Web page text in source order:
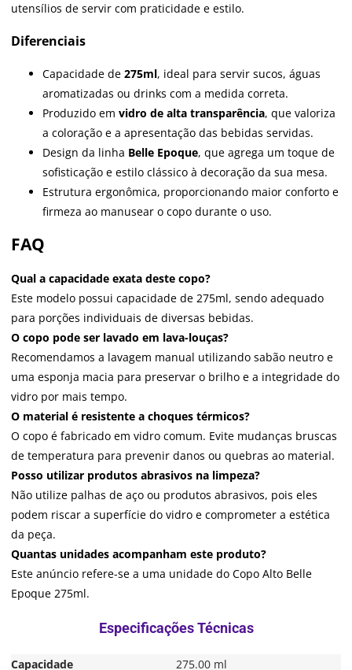
utensílios de servir com praticidade e estilo.
Diferenciais
Capacidade de 275ml, ideal para servir sucos, águas
aromatizadas ou drinks com a medida correta.
Produzido em vidro de alta transparência, que valoriza
a coloração e a apresentação das bebidas servidas.
Design da linha Belle Epoque, que agrega um toque de
sofisticação e estilo clássico à decoração da sua mesa.
Estrutura ergonômica, proporcionando maior conforto e
firmeza ao manusear o copo durante o uso.
FAQ
Qual a capacidade exata deste copo?
Este modelo possui capacidade de 275ml, sendo adequado
para porções individuais de diversas bebidas.
O copo pode ser lavado em lava-louças?
Recomendamos a lavagem manual utilizando sabão neutro e
uma esponja macia para preservar o brilho e a integridade do
vidro por mais tempo.
O material é resistente a choques térmicos?
O copo é fabricado em vidro comum. Evite mudanças bruscas
de temperatura para prevenir danos ou quebras ao material.
Posso utilizar produtos abrasivos na limpeza?
Não utilize palhas de aço ou produtos abrasivos, pois eles
podem riscar a superfície do vidro e comprometer a estética
da peça.
Quantas unidades acompanham este produto?
Este anúncio refere-se a uma unidade do Copo Alto Belle
Epoque 275ml.
Capacidade 275.00 ml